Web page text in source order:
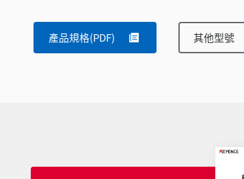
產品規格(PDF) 其他型號